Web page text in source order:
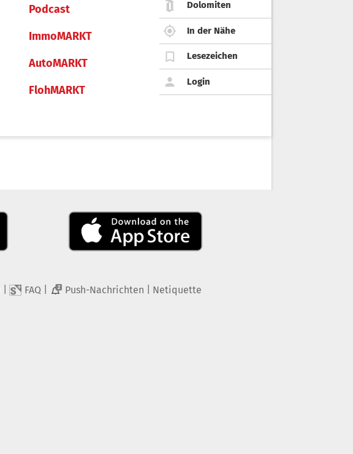
Podcast
ImmoMARKT
AutoMARKT
FlohMARKT
Dolomiten
In der Nähe
Lesezeichen
Login
FAQ 2 Push-Nachrichten Netiquette